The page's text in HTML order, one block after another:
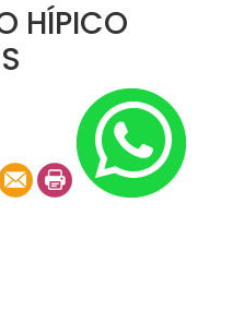
HÍPICO